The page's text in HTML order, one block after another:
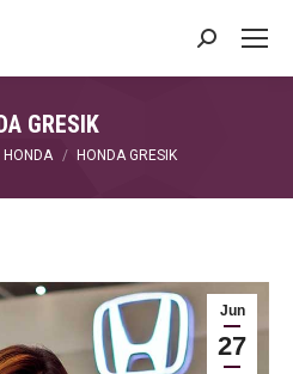
Search:
GRESIK
HONDA HONDA GRESIK
Jun
27